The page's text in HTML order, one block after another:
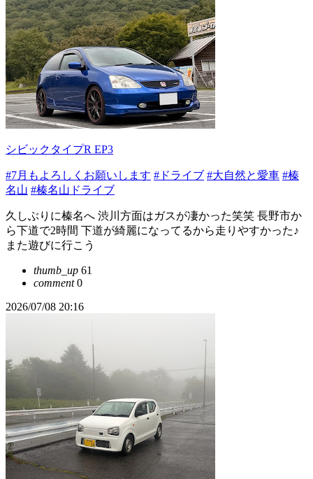
シビックタイプR EP3
#7月もよろしくお願いします #ドライブ #大自然と愛車 #榛
名山 #榛名山ドライブ
久しぶりに榛名へ 渋川方面はガスが凄かった笑笑 長野市か
ら下道で2時間 下道が綺麗になってるから走りやすかった♪
また遊びに行こう
thumb_up 61
comment0
2026/07/08 20:16